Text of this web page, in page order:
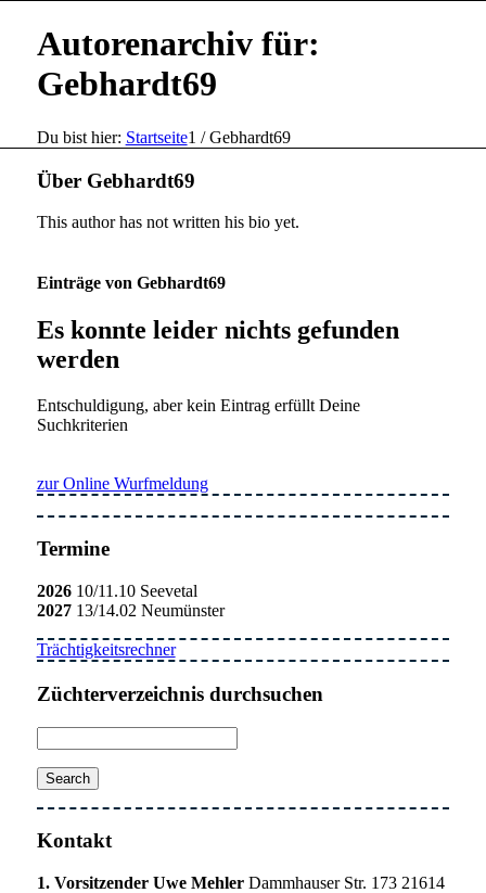
Autorenarchiv für:
Gebhardt69
Du bist hier: Startseite1 / Gebhardt69
Über Gebhardt69
This author has not written his bio yet.
Einträge von Gebhardt69
Es konnte leider nichts gefunden
werden
Entschuldigung, aber kein Eintrag erfüllt Deine
Suchkriterien
zur Online Wurfmeldung
Termine
202610/11.10 Seevetal
202713/14.02 Neumünster
Trächtigkeitsrechner
Züchterverzeichnis durchsuchen
Kontakt
1. Vorsitzender Uwe MehlerDammhauser Str. 173 21614